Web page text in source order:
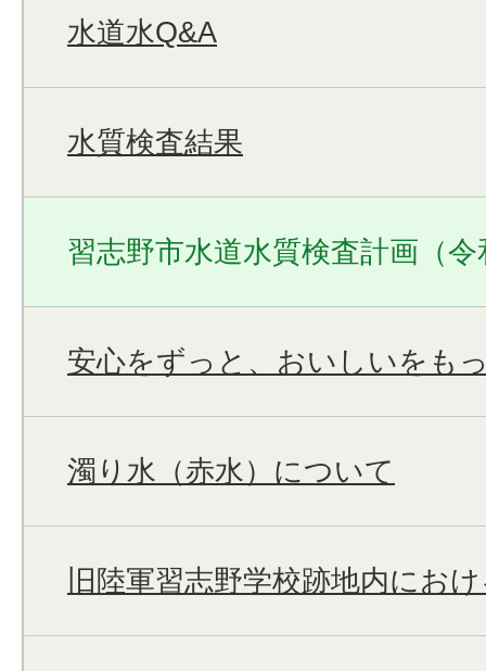
水道水Q&A
水質検査結果
習志野市水道水質検査計画（
安心をずっと、おいしいをも
濁り水（赤水）について
旧陸軍習志野学校跡地内にお